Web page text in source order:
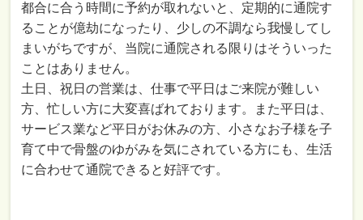
都合に合う時間に予約が取れないと、定期的に通院す
ることが億劫になったり、少しの不調なら我慢してし
まいがちですが、当院に通院される限りはそういった
ことはありません。
土日、祝日の営業は、仕事で平日はご来院が難しい
方、忙しい方に大変喜ばれております。また平日は、
サービス業など平日がお休みの方、小さなお子様を子
育て中で骨盤のゆがみを気にされている方にも、生活
に合わせて通院できると好評です。